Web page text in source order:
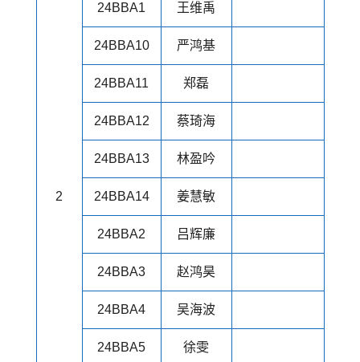
2
24BBA1 王维禹
24BBA10 严鸿基
24BBA11 郑磊
24BBA12 蔡琦海
24BBA13 林盈吟
24BBA14 姜慧敏
24BBA2 吕辉廉
24BBA3 赵鸿昊
24BBA4 吴海波
24BBA5 徐雯